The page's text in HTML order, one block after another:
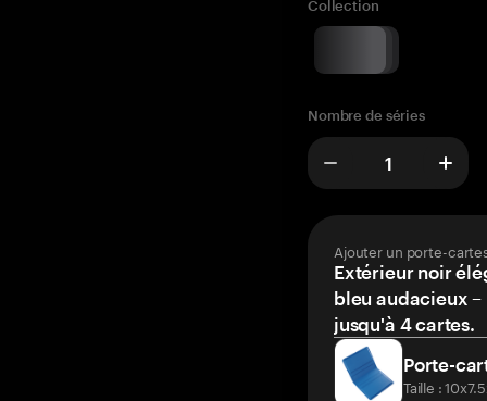
Collection
Nombre de séries
Ajouter un porte-
Extérieur noir
bleu audacieux
jusqu'à 4 cartes.
Porte-
Taille :